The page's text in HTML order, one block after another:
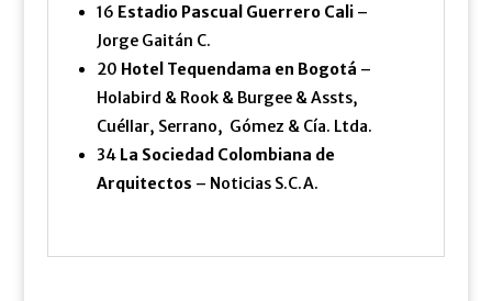
16 Estadio Pascual Guerrero Cali–
Jorge Gaitán C.
20 Hotel Tequendama en Bogotá –
Holabird & Rook & Burgee & Assts,
Cuéllar, Serrano, Gómez & Cía. Ltda.
34 La Sociedad Colombiana de
Arquitectos – Noticias S.C.A.